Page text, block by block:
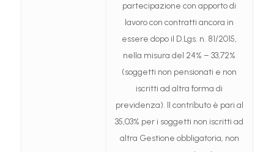
partecipazione con apporto di
lavoro con contratti ancora in
essere dopo il D.Lgs. n. 81/2015,
nella misura del 24% – 33,72%
(soggetti non pensionati e non
iscritti ad altra forma di
previdenza). Il contributo è pari al
35,03% per i soggetti non iscritti ad
altra Gestione obbligatoria, non